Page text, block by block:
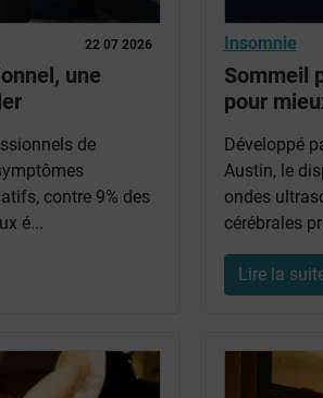
22 07 2026
une
de
contre 9% des
é...
Insomnie
Sommeil
pour
Développé
Austin, le
ondes
cérébrales
Lire la